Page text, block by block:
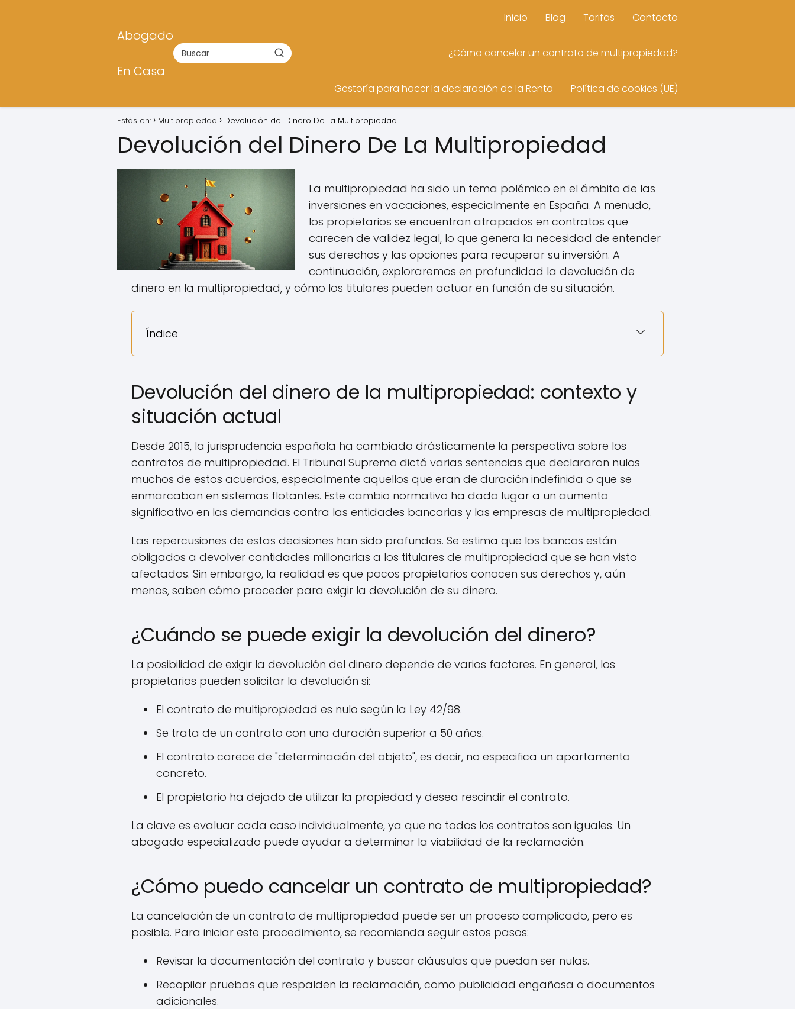
Abogado
En Casa
Inicio Blog Tarifas Contacto
¿Cómo cancelar un contrato de multipropiedad?
Gestoría para hacer la declaración de la Renta Política de cookies (UE)
Estás en: Multipropiedad Devolución del Dinero De La Multipropiedad
Devolución del Dinero De La Multipropiedad
La multipropiedad ha sido un tema polémico en el ámbito de las
inversiones en vacaciones, especialmente en España. A menudo,
los propietarios se encuentran atrapados en contratos que
carecen de validez legal, lo que genera la necesidad de entender
sus derechos y las opciones para recuperar su inversión. A
continuación, exploraremos en profundidad la devolución de
dinero en la multipropiedad, y cómo los titulares pueden actuar en función de su situación.
Índice
Devolución del dinero de la multipropiedad: contexto y
situación actual
Desde 2015, la jurisprudencia española ha cambiado drásticamente la perspectiva sobre los
contratos de multipropiedad. El Tribunal Supremo dictó varias sentencias que declararon nulos
muchos de estos acuerdos, especialmente aquellos que eran de duración indefinida o que se
enmarcaban en sistemas flotantes. Este cambio normativo ha dado lugar a un aumento
significativo en las demandas contra las entidades bancarias y las empresas de multipropiedad.
Las repercusiones de estas decisiones han sido profundas. Se estima que los bancos están
obligados a devolver cantidades millonarias a los titulares de multipropiedad que se han visto
afectados. Sin embargo, la realidad es que pocos propietarios conocen sus derechos y, aún
menos, saben cómo proceder para exigir la devolución de su dinero.
¿Cuándo se puede exigir la devolución del dinero?
La posibilidad de exigir la devolución del dinero depende de varios factores. En general, los
propietarios pueden solicitar la devolución si:
El contrato de multipropiedad es nulo según la Ley 42/98.
Se trata de un contrato con una duración superior a 50 años.
El contrato carece de "determinación del objeto", es decir, no especifica un apartamento
concreto.
El propietario ha dejado de utilizar la propiedad y desea rescindir el contrato.
La clave es evaluar cada caso individualmente, ya que no todos los contratos son iguales. Un
abogado especializado puede ayudar a determinar la viabilidad de la reclamación.
¿Cómo puedo cancelar un contrato de multipropiedad?
La cancelación de un contrato de multipropiedad puede ser un proceso complicado, pero es
posible. Para iniciar este procedimiento, se recomienda seguir estos pasos:
Revisar la documentación del contrato y buscar cláusulas que puedan ser nulas.
Recopilar pruebas que respalden la reclamación, como publicidad engañosa o documentos
adicionales.